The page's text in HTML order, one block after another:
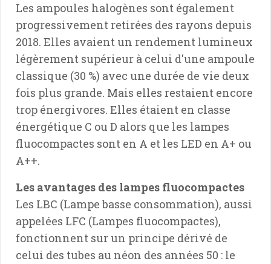
Les ampoules halogènes sont également
progressivement retirées des rayons depuis
2018. Elles avaient un rendement lumineux
légèrement supérieur à celui d'une ampoule
classique (30 %) avec une durée de vie deux
fois plus grande. Mais elles restaient encore
trop énergivores. Elles étaient en classe
énergétique C ou D alors que les lampes
fluocompactes sont en A et les LED en A+ ou
A++.
Les avantages des lampes fluocompactes
Les LBC (Lampe basse consommation), aussi
appelées LFC (Lampes fluocompactes),
fonctionnent sur un principe dérivé de
celui des tubes au néon des années 50 : le